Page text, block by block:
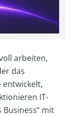
arbeiten,
das
entwickelt,
IT-
mit